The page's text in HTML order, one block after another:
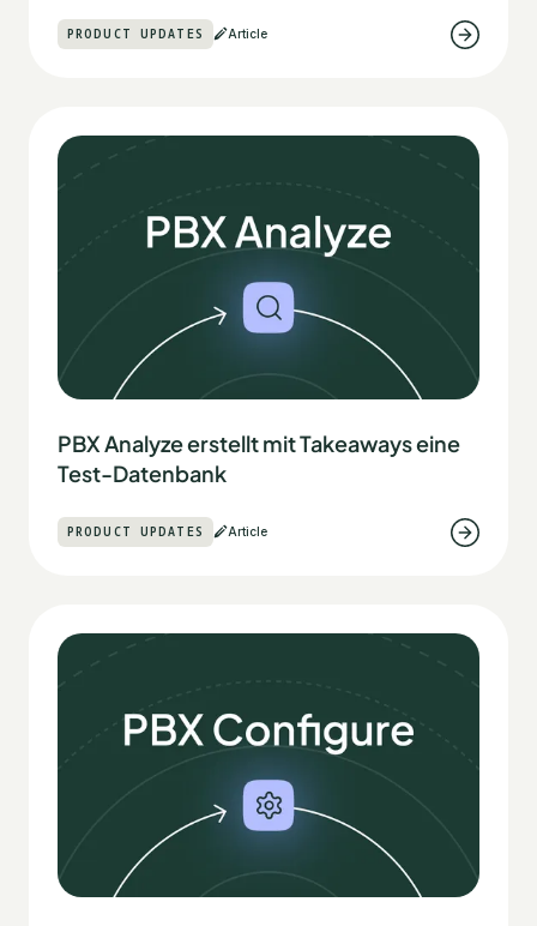
PRODUCT UPDATES Article
PBX Analyze erstellt mit Takeaways eine
Test-Datenbank
PRODUCT UPDATES Article